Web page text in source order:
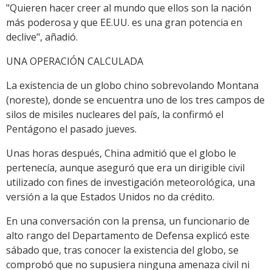
"Quieren hacer creer al mundo que ellos son la nación
más poderosa y que EE.UU. es una gran potencia en
declive", añadió.
UNA OPERACIÓN CALCULADA
La existencia de un globo chino sobrevolando Montana
(noreste), donde se encuentra uno de los tres campos de
silos de misiles nucleares del país, la confirmó el
Pentágono el pasado jueves.
Unas horas después, China admitió que el globo le
pertenecía, aunque aseguró que era un dirigible civil
utilizado con fines de investigación meteorológica, una
versión a la que Estados Unidos no da crédito.
En una conversación con la prensa, un funcionario de
alto rango del Departamento de Defensa explicó este
sábado que, tras conocer la existencia del globo, se
comprobó que no supusiera ninguna amenaza civil ni